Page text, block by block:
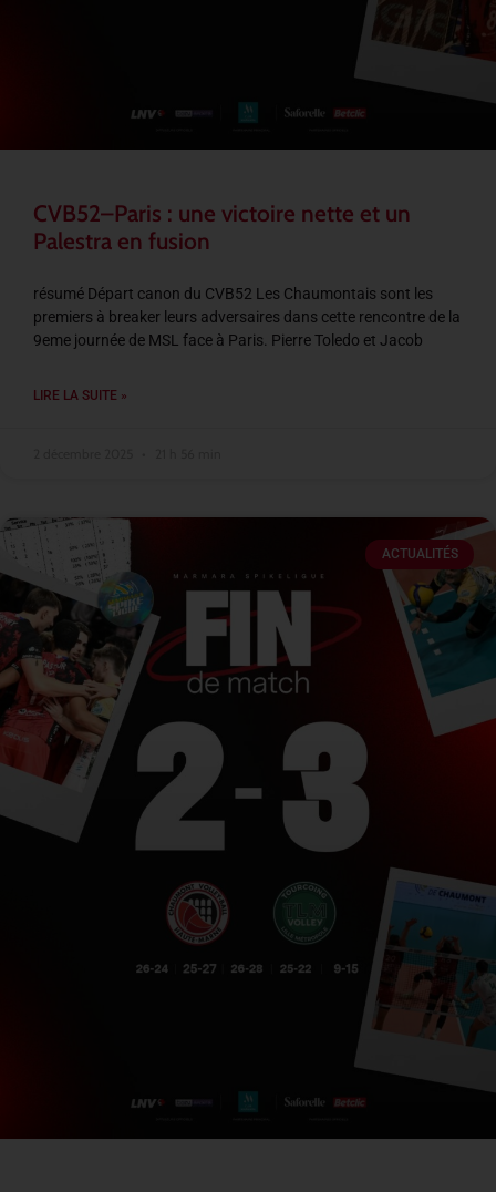
CVB52–Paris : une victoire nette et un
Palestra en fusion
résumé Départ canon du CVB52 Les Chaumontais sont les
premiers à breaker leurs adversaires dans cette rencontre de la
9eme journée de MSL face à Paris. Pierre Toledo et Jacob
LIRE LA SUITE »
ACTUALITÉS